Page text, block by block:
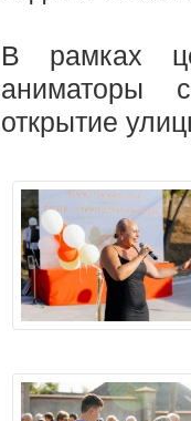
В рамках
аниматоры
открытие